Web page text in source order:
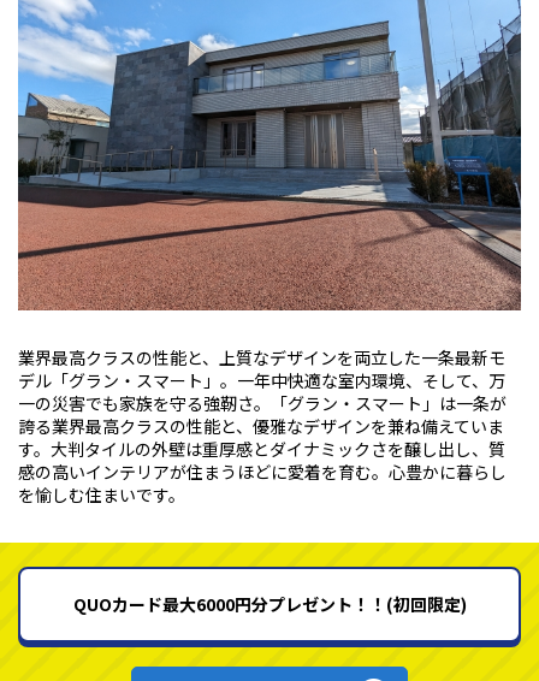
業界最高クラスの性能と、上質なデザインを両立した一条最新モ
デル「グラン・スマート」。一年中快適な室内環境、そして、万
一の災害でも家族を守る強靭さ。「グラン・スマート」は一条が
誇る業界最高クラスの性能と、優雅なデザインを兼ね備えていま
す。大判タイルの外壁は重厚感とダイナミックさを醸し出し、質
感の高いインテリアが住まうほどに愛着を育む。心豊かに暮らし
を愉しむ住まいです。
QUOカード最大6000円分プレゼント！！(初回限定)